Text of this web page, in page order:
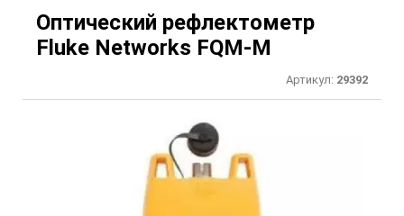
Оптический рефлектометр
Fluke Networks FQM-M
Артикул: 29392